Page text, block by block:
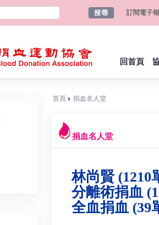
訂閱電子報
回首頁
首頁 捐血名人堂
捐血名人堂
林尚賢 (1210
分離術捐血
全血捐血 (39